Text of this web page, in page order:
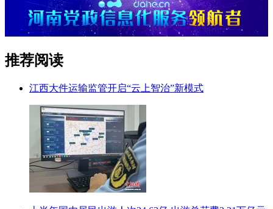
推荐阅读
江西大件运输监管开启“云上智治”新模式